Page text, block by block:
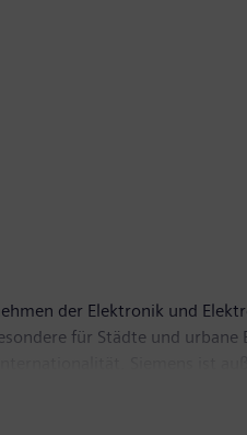
der Elektronik und
für Städte und urbane
und Lösungen.